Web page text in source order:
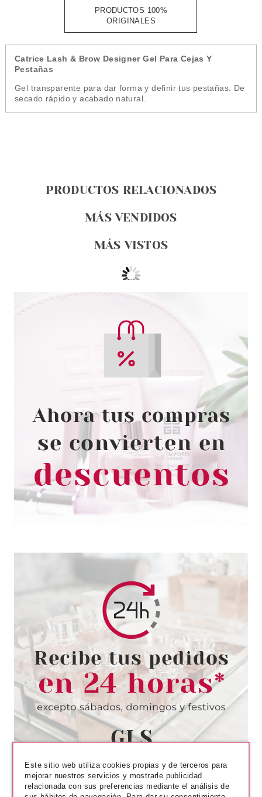
PRODUCTOS 100%
ORIGINALES
Catrice Lash & Brow Designer Gel Para Cejas Y
Pestañas
Gel transparente para dar forma y definir tus pestañas. De
secado rápido y acabado natural.
PRODUCTOS RELACIONADOS
MÁS VENDIDOS
MÁS VISTOS
CATRICE
CATRICE CEPILLO PARA CEJAS
010 VELVET BROW POWDER
ARTIST
Pvr 4.59€
-21%
desde
3.63€
CATRICE
CATRICE LIP DRESSER SHINE
STYLO 040 MORE THAN
PINKYFUL
Pvr 5.69€
-37%
desde
3.59€
Este sitio web utiliza cookies propias y de terceros para
mejorar nuestros servicios y mostrarle publicidad
relacionada con sus preferencias mediante el análisis de